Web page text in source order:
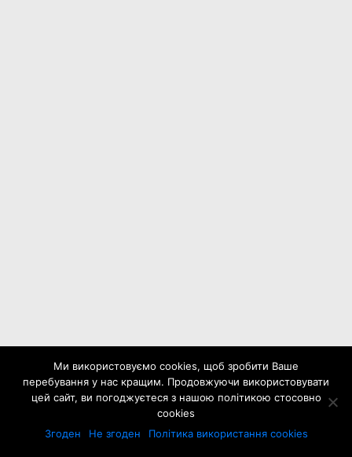
Ми використовуємо cookies, щоб зробити Ваше
перебування у нас кращим. Продовжуючи використовувати
цей сайт, ви погоджуєтеся з нашою політикою стосовно
cookies
Згоден
Не згоден Політика використання cookies